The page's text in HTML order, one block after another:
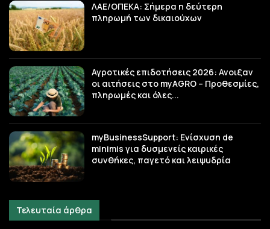
ΛΑΕ/ΟΠΕΚΑ: Σήμερα η δεύτερη
πληρωμή των δικαιούχων
Αγροτικές επιδοτήσεις 2026: Ανοιξαν
οι αιτήσεις στο myAGRO – Προθεσμίες,
πληρωμές και όλες...
myBusinessSupport: Ενίσχυση de
minimis για δυσμενείς καιρικές
συνθήκες, παγετό και λειψυδρία
Τελευταία άρθρα